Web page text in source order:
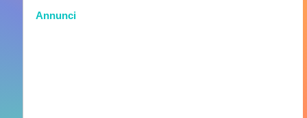
Annunci